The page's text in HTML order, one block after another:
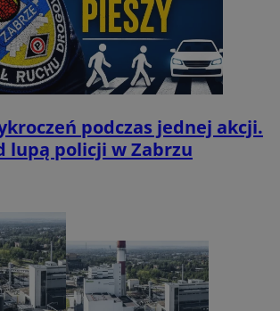
podczas jednej akcji.
lupą policji w Zabrzu